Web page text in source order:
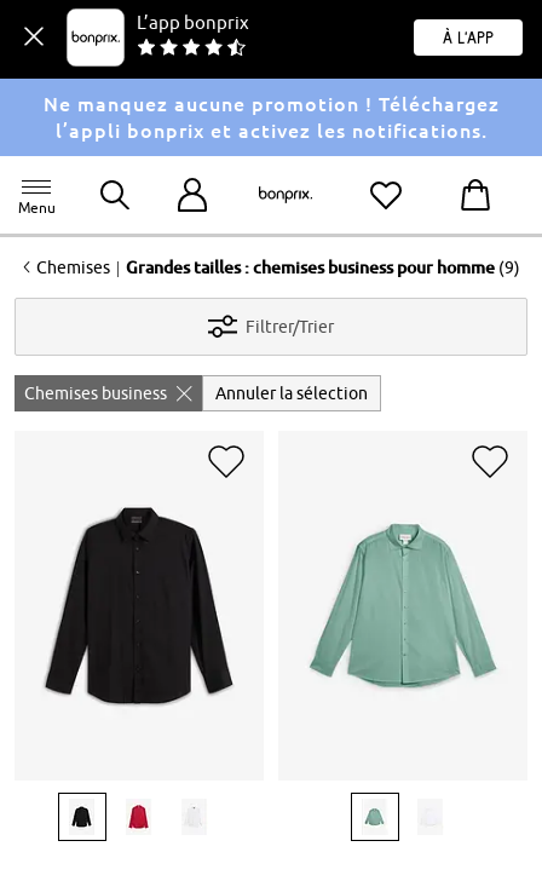
L’app bonprix
À l'app
Ne manquez aucune promotion ! Téléchargez
l’appli bonprix et activez les notifications.
Menu
<Chemises | Grandes tailles : chemises business pour homme (9)
Filtrer/Trier
Chemises business Annuler la sélection